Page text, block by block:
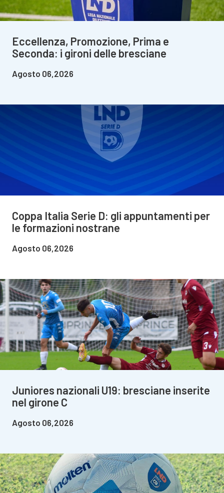
Eccellenza, Promozione, Prima e
Seconda: i gironi delle bresciane
Agosto 06,2026
Coppa Italia Serie D: gli appuntamenti per
le formazioni nostrane
Agosto 06,2026
Juniores nazionali U19: bresciane inserite
nel girone C
Agosto 06,2026